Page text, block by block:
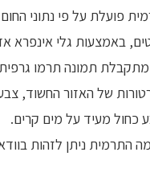
פועלת על פי נתוני
באמצעות גלי אינפרא
מתקבלת תמונה תרמו
של האזור החשוד,
כחול מעיד על מים קרים.
התרמית ניתן לזהות